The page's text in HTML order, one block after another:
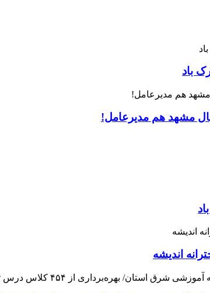
باد
مشهد هم مدیرعامل!
اندیشه